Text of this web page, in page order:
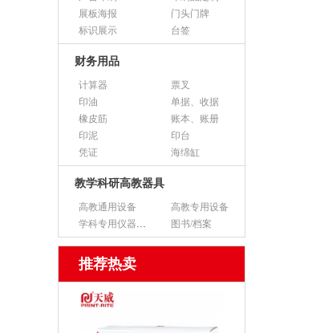
展板海报
门头门牌
标识展示
台签
财务用品
计算器
票叉
印油
单据、收据
橡皮筋
账本、账册
印泥
印台
凭证
海绵缸
教学科研高教器具
高教通用设备
高教专用设备
学科专用仪器设备
图书/档案
推荐热卖